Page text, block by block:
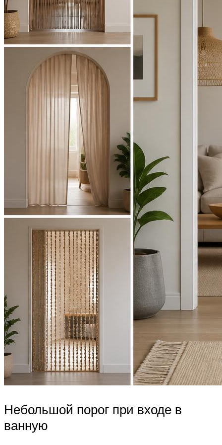
Небольшой порог при входе в
ванную